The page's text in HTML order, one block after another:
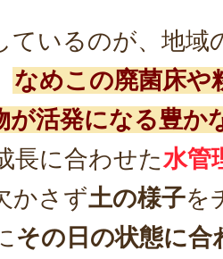
ているのが、地域
なめこの廃菌床や
が活発になる豊か
長に合わせた水管
かさず土の様子を
その日の状態に合